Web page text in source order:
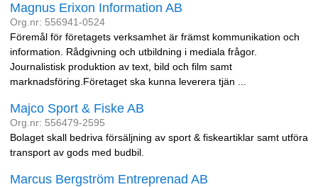
Magnus Erixon Information AB
Org.nr: 556941-0524
Föremål för företagets verksamhet är främst kommunikation och
information. Rådgivning och utbildning i mediala frågor.
Journalistisk produktion av text, bild och film samt
marknadsföring.Företaget ska kunna leverera tjän ...
Majco Sport & Fiske AB
Org.nr: 556479-2595
Bolaget skall bedriva försäljning av sport & fiskeartiklar samt utföra
transport av gods med budbil.
Marcus Bergström Entreprenad AB